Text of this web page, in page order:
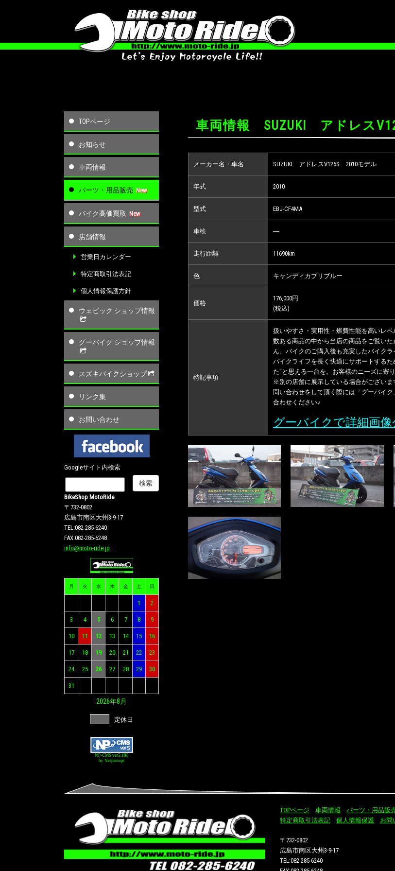
TOPページ
お知らせ
車両情報
パーツ・用品販売
バイク高価買取
店舗情報
営業日カレンダー
特定商取引法表記
個人情報保護方針
ウェビック ショップ情報
グーバイク ショップ情報
スズキバイクショップ
リンク集
お問い合わせ
Googleサイト内検索
BikeShop MotoRide
〒732-0802
広島市南区大州3-9-17
TEL:082-285-6240
FAX:082-285-6248
info@moto-ride.jp
月 火 水 木 金 土 日
1 2
3 4 5 6 7 8 9
10 11 12 13 14 15 16
17 18 19 20 21 22 23
24 25 26 27 28 29 30
31
2026年8月
定休日
NP-CMS ver5.188
by Netprompt
車両情報 SUZUKI アドレス
メーカー名・車名 SUZUKI アドレスV125S 2010モデル
年式 2010
型式 EBJ-CF4MA
車検 ―
走行距離 11690km
色 キャンディカブリブルー
価格
176,000円
(税込)
特記事項
扱いやすさ・実用性・燃費性能を高いレ
数ある商品の中から当店の商品をご覧い
ん。バイクのご購入後も充実したバイク
バイクライフを長く快適にサポートする
た"と思える一台を。お客様のニーズに
※別の店舗に展示している場合がござい
問い合わせをして頂く際には「グーバイ
合わせください♪
グーバイクで詳細画
TOPページ 車両情報 パーツ・用品販
特定商取引法表記
個人情報保護 お問
〒732-0802
広島市南区大州3-9-17
TEL:082-285-6240